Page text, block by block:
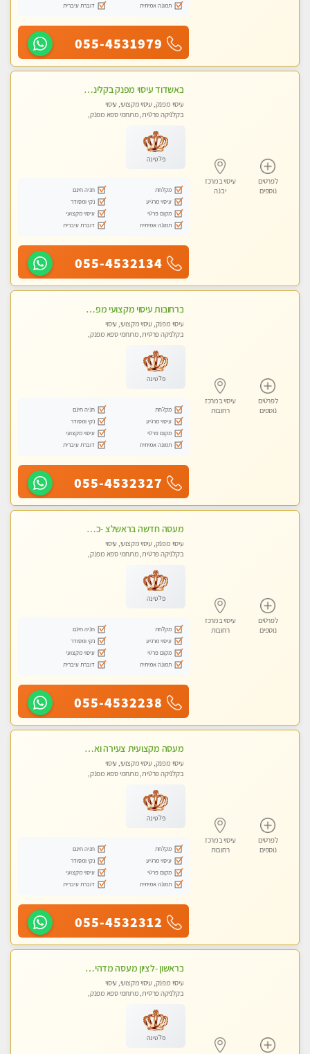
תמונה אמיתית
דוברת עיברית
055-4531979
לפרטים
נוספים
עיסוי במרכז
יבנה
באשדוד עיסוי מפנק בקליניקה פרטית שירות vip לרציניים בלבד! מומלץ!!
עיסוי מפנק, עיסוי מקצועי, עיסוי
בקלניקה פרטית, מתחמי ספא מפנק,
פלטינה
מקלחת
חניה חינם
עיסוי מרגיע
נקי ומסודר
מקום פרטי
עיסוי מקצועי
תמונה אמיתית
דוברת עיברית
055-4532134
לפרטים
נוספים
עיסוי במרכז
רחובות
ברחובות עיסוי מקצועי מפנק וכול סוגי העיסויים רמה גבוהה! ללא מין !
עיסוי מפנק, עיסוי מקצועי, עיסוי
בקלניקה פרטית, מתחמי ספא מפנק,
פלטינה
מקלחת
חניה חינם
עיסוי מרגיע
נקי ומסודר
מקום פרטי
עיסוי מקצועי
תמונה אמיתית
דוברת עיברית
055-4532327
לפרטים
נוספים
עיסוי במרכז
רחובות
מעסה חדשה בראשלצ -כל סוגי העיסויים מעסה מקצועית ואיכותית פרטי!!!מומלץ לחלוטין!!
עיסוי מפנק, עיסוי מקצועי, עיסוי
בקלניקה פרטית, מתחמי ספא מפנק,
פלטינה
מקלחת
חניה חינם
עיסוי מרגיע
נקי ומסודר
מקום פרטי
עיסוי מקצועי
תמונה אמיתית
דוברת עיברית
055-4532238
לפרטים
נוספים
עיסוי במרכז
רחובות
מעסה מקצועית צעירה ואיכותית פרטי!!! מ 10:00 בבוקר עד 18:00 בערב.
עיסוי מפנק, עיסוי מקצועי, עיסוי
בקלניקה פרטית, מתחמי ספא מפנק,
פלטינה
מקלחת
חניה חינם
עיסוי מרגיע
נקי ומסודר
מקום פרטי
עיסוי מקצועי
תמונה אמיתית
דוברת עיברית
055-4532312
בראשון -לציון מעסה מדהימה ביותר בתל אביב ומומלץ לחלוטין! פרטי! ​​​​​​ Highly recommended
עיסוי מפנק, עיסוי מקצועי, עיסוי
בקלניקה פרטית, מתחמי ספא מפנק,
פלטינה